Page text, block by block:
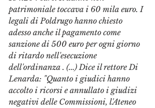
patrimoniale toccava i 60 mila euro. I
legali di Poldrugo hanno chiesto
adesso anche il pagamento come
sanzione di 500 euro per ogni giorno
di ritardo nell'esecuzione
dell'ordinanza . (...) Dice il rettore Di
Lenarda: "Quanto i giudici hanno
accolto i ricorsi e annullato i giudizi
negativi delle Commissioni, l'Ateneo